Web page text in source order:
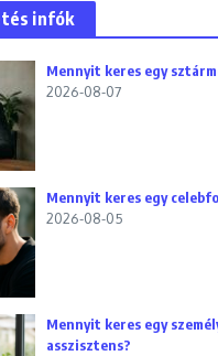
infók
Mennyit keres egy
2026-08-07
Mennyit keres egy
2026-08-05
Mennyit keres egy
asszisztens?